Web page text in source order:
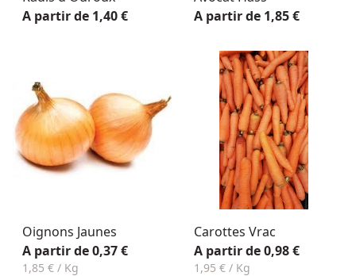
A partir de 1,40 €
A partir de 1,85 €
Oignons Jaunes
A partir de 0,37 €
1,85 € / Kg
Carottes Vrac
A partir de 0,98 €
1,95 € / Kg